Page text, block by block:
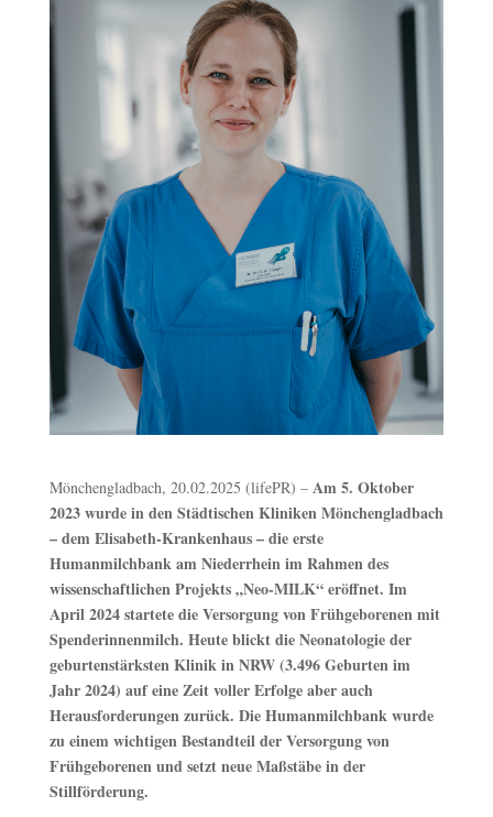
Mönchengladbach, 20.02.2025 (lifePR) – Am 5. Oktober
2023 wurde in den Städtischen Kliniken Mönchengladbach
– dem Elisabeth-Krankenhaus – die erste
Humanmilchbank am Niederrhein im Rahmen des
wissenschaftlichen Projekts „Neo-MILK“ eröffnet. Im
April 2024 startete die Versorgung von Frühgeborenen mit
Spenderinnenmilch. Heute blickt die Neonatologie der
geburtenstärksten Klinik in NRW (3.496 Geburten im
Jahr 2024) auf eine Zeit voller Erfolge aber auch
Herausforderungen zurück. Die Humanmilchbank wurde
zu einem wichtigen Bestandteil der Versorgung von
Frühgeborenen und setzt neue Maßstäbe in der
Stillförderung.